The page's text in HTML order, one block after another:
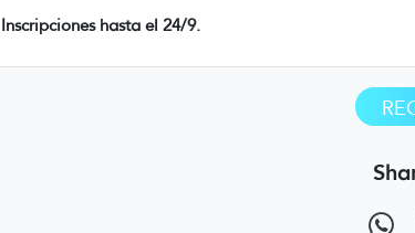
Inscripciones hasta el 24/9.